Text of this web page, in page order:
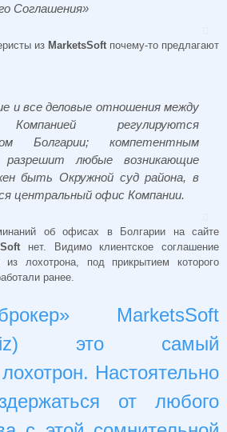
Соглашения»
из MarketsSoft почему-то предлагают
и все деловые отношения между
регулируются
Болгарии; компетентным
любые возникающие
быть Окружной суд района, в
центральный офис Компании.
об офисах в Болгарии на сайте
нет. Видимо клиентское соглашение
лохотрона, под прикрытием которого
ранее.
MarketsSoft
это самый
Настоятельно
от любого